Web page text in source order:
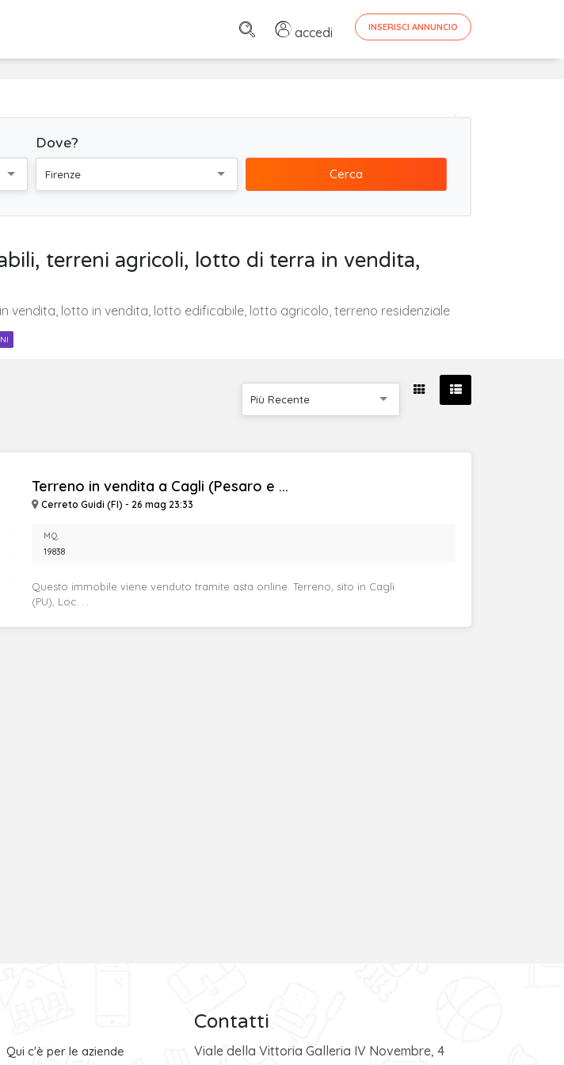
accedi INSERISCI ANNUNCIO
Dove?
Firenze Cerca
terreni agricoli, lotto di terra in vendita,
vendita, lotto in vendita, lotto edificabile, lotto agricolo, terreno residenziale
Più Recente
Terreno in vendita a Cagli (Pesaro e ...
Cerreto Guidi (FI) - 26 mag 23:33
Questo immobile viene venduto tramite asta online. Terreno, sito in Cagli
(PU), Loc. ...
MQ.
19838
Qui c'è per le aziende
Contatti
Viale della Vittoria Galleria IV Novembre, 4